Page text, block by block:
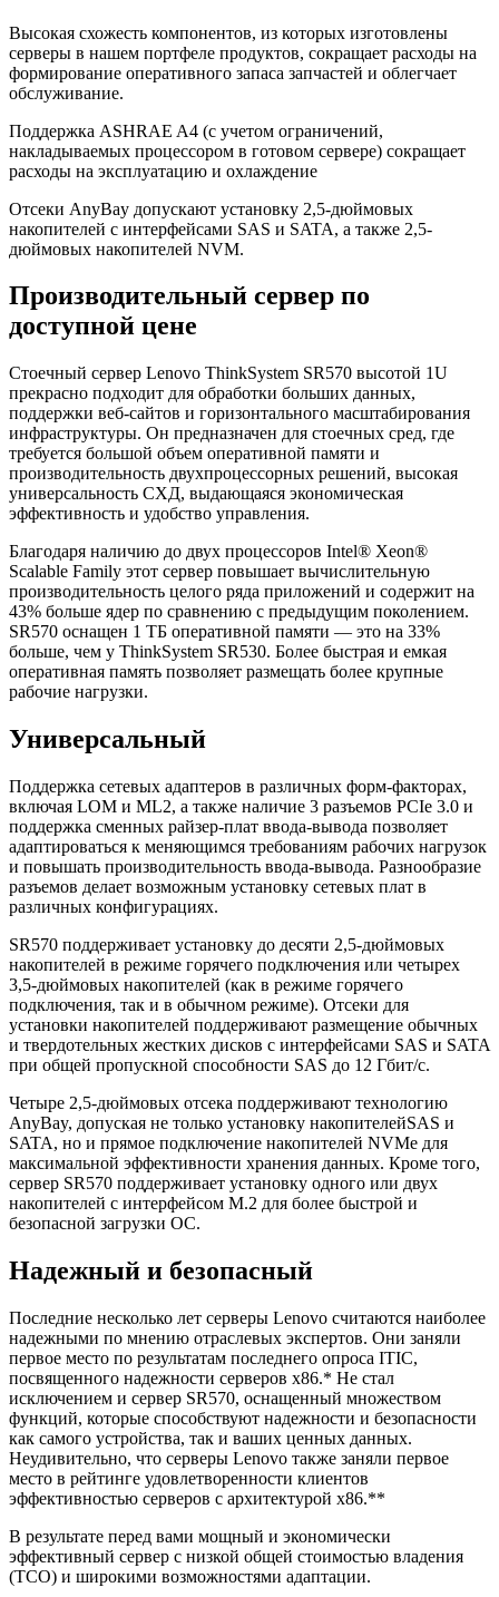
Высокая схожесть компонентов, из которых изготовлены
серверы в нашем портфеле продуктов, сокращает расходы на
формирование оперативного запаса запчастей и облегчает
обслуживание.
Поддержка ASHRAE A4 (с учетом ограничений,
накладываемых процессором в готовом сервере) сокращает
расходы на эксплуатацию и охлаждение
Отсеки AnyBay допускают установку 2,5-дюймовых
накопителей с интерфейсами SAS и SATA, а также 2,5-
дюймовых накопителей NVM.
Производительный сервер по
доступной цене
Стоечный сервер Lenovo ThinkSystem SR570 высотой 1U
прекрасно подходит для обработки больших данных,
поддержки веб-сайтов и горизонтального масштабирования
инфраструктуры. Он предназначен для стоечных сред, где
требуется большой объем оперативной памяти и
производительность двухпроцессорных решений, высокая
универсальность СХД, выдающаяся экономическая
эффективность и удобство управления.
Благодаря наличию до двух процессоров Intel® Xeon®
Scalable Family этот сервер повышает вычислительную
производительность целого ряда приложений и содержит на
43% больше ядер по сравнению с предыдущим поколением.
SR570 оснащен 1 ТБ оперативной памяти — это на 33%
больше, чем у ThinkSystem SR530. Более быстрая и емкая
оперативная память позволяет размещать более крупные
рабочие нагрузки.
Универсальный
Поддержка сетевых адаптеров в различных форм-факторах,
включая LOM и ML2, а также наличие 3 разъемов PCIe 3.0 и
поддержка сменных райзер-плат ввода-вывода позволяет
адаптироваться к меняющимся требованиям рабочих нагрузок
и повышать производительность ввода-вывода. Разнообразие
разъемов делает возможным установку сетевых плат в
различных конфигурациях.
SR570 поддерживает установку до десяти 2,5-дюймовых
накопителей в режиме горячего подключения или четырех
3,5-дюймовых накопителей (как в режиме горячего
подключения, так и в обычном режиме). Отсеки для
установки накопителей поддерживают размещение обычных
и твердотельных жестких дисков с интерфейсами SAS и SATA
при общей пропускной способности SAS до 12 Гбит/с.
Четыре 2,5-дюймовых отсека поддерживают технологию
AnyBay, допуская не только установку накопителейSAS и
SATA, но и прямое подключение накопителей NVMe для
максимальной эффективности хранения данных. Кроме того,
сервер SR570 поддерживает установку одного или двух
накопителей с интерфейсом M.2 для более быстрой и
безопасной загрузки ОС.
Надежный и безопасный
Последние несколько лет серверы Lenovo считаются наиболее
надежными по мнению отраслевых экспертов. Они заняли
первое место по результатам последнего опроса ITIC,
посвященного надежности серверов x86.* Не стал
исключением и сервер SR570, оснащенный множеством
функций, которые способствуют надежности и безопасности
как самого устройства, так и ваших ценных данных.
Неудивительно, что серверы Lenovo также заняли первое
место в рейтинге удовлетворенности клиентов
эффективностью серверов с архитектурой x86.**
В результате перед вами мощный и экономически
эффективный сервер с низкой общей стоимостью владения
(TCO) и широкими возможностями адаптации.